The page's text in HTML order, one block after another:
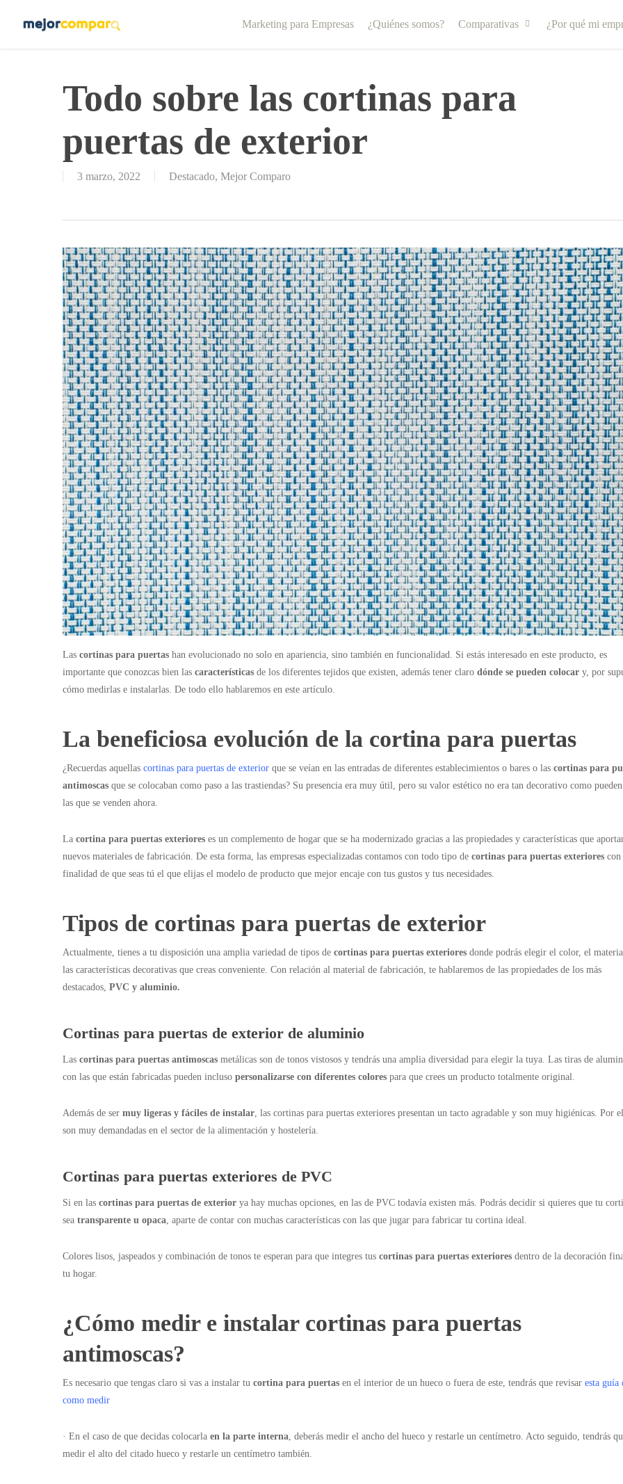
Marketing para Empresas ¿Quiénes somos? Comparativas ¿Por qué mi
Todo sobre las cortinas para
puertas de exterior
3 marzo, 2022 Destacado, Mejor Comparo
Las cortinas para puertas han evolucionado no solo en apariencia, sino también en funcionalidad. Si estás interesado en este producto, es
importante que conozcas bien lascaracterísticas de los diferentes tejidos que existen, además tener clarodónde se pueden colocar y, por
cómo medirlas e instalarlas. De todo ello hablaremos en este artículo.
La beneficiosa evolución de la cortina para puertas
¿Recuerdas aquellascortinas para puertas de exterior que se veían en las entradas de diferentes establecimientos o bares o lascortinas para
antimoscas que se colocaban como paso a las trastiendas? Su presencia era muy útil, pero su valor estético no era tan decorativo como
las que se venden ahora.
Lacortina para puertas exteriores es un complemento de hogar que se ha modernizado gracias a las propiedades y características que
nuevos materiales de fabricación. De esta forma, las empresas especializadas contamos con todo tipo decortinas para puertas exteriorescon
finalidad de que seas tú el que elijas el modelo de producto que mejor encaje con tus gustos y tus necesidades.
Tipos de cortinas para puertas de exterior
Actualmente, tienes a tu disposición una amplia variedad de tipos decortinas para puertas exterioresdonde podrás elegir el color, el
las características decorativas que creas conveniente. Con relación al material de fabricación, te hablaremos de las propiedades de los más
destacados,PVC y aluminio.
Cortinas para puertas de exterior de aluminio
Lascortinas para puertas antimoscas metálicas son de tonos vistosos y tendrás una amplia diversidad para elegir la tuya. Las tiras de
con las que están fabricadas pueden incluso personalizarse con diferentes colores para que crees un producto totalmente original.
Además de ser muy ligeras y fáciles de instalar, las cortinas para puertas exteriores presentan un tacto agradable y son muy higiénicas. Por
son muy demandadas en el sector de la alimentación y hostelería.
Cortinas para puertas exteriores de PVC
Si en lascortinas para puertas de exterior ya hay muchas opciones, en las de PVC todavía existen más. Podrás decidir si quieres que tu
seatransparente u opaca, aparte de contar con muchas características con las que jugar para fabricar tu cortina ideal.
Colores lisos, jaspeados y combinación de tonos te esperan para que integres tuscortinas para puertas exteriores dentro de la decoración
tu hogar.
¿Cómo medir e instalar cortinas para puertas
antimoscas?
Es necesario que tengas claro si vas a instalar tucortina para puertasen el interior de un hueco o fuera de este, tendrás que revisaresta guía
como medir
· En el caso de que decidas colocarla en la parte interna, deberás medir el ancho del hueco y restarle un centímetro. Acto seguido, tendrás
medir el alto del citado hueco y restarle un centímetro también.